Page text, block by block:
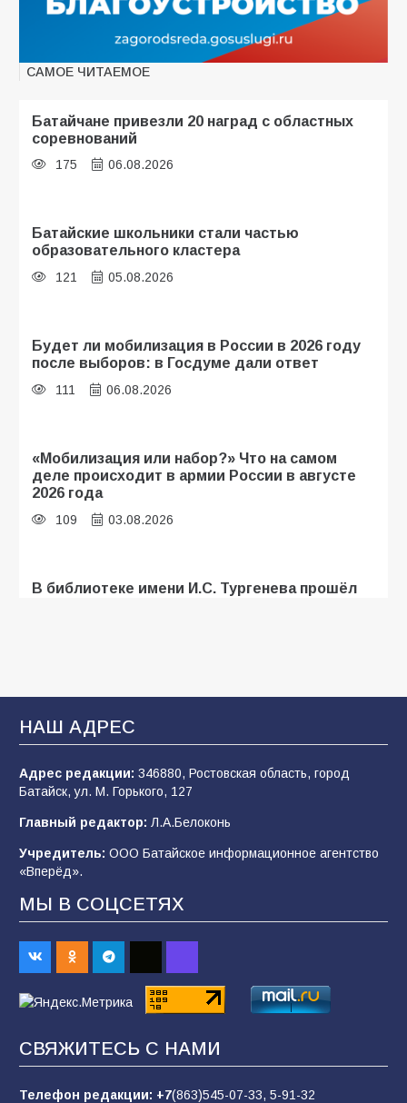
САМОЕ ЧИТАЕМОЕ
Батайчане привезли 20 наград с областных
соревнований
175 06.08.2026
Батайские школьники стали частью
образовательного кластера
121 05.08.2026
Будет ли мобилизация в России в 2026 году
после выборов: в Госдуме дали ответ
111 06.08.2026
«Мобилизация или набор?» Что на самом
деле происходит в армии России в августе
2026 года
109 03.08.2026
В библиотеке имени И.С. Тургенева прошёл
В Батайске продолжаются дорожные работы
107 04.08.2026
строительные профессии в ходе
спортивного праздника
90
Батайским спортсменам вручили награды
Евгений Остапенко
НАШ АДРЕС
Адрес редакции: 346880, Ростовская область, город
Батайск, ул. М. Горького, 127
Главный редактор: Л.А.Белоконь
Учредитель: ООО Батайское информационное агентство
«Вперёд».
МЫ В СОЦСЕТЯХ
СВЯЖИТЕСЬ С НАМИ
Телефон редакции: +7(863)545-07-33, 5-91-32